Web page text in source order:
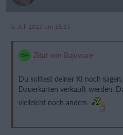
5. Juli 2025 um 18:15
Zitat von Bajuware
Du solltest deiner KI noch
Dauerkarten verkauft werden.
vielleicht noch anders